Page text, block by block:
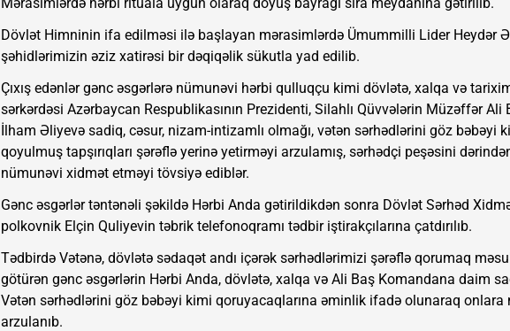
Dövlət Himninin ifa edilməsi ilə başlayan mərasimlərdə Ümummilli Lider Heydər
şəhidlərimizin əziz xatirəsi bir dəqiqəlik sükutla yad edilib.
Çıxış edənlər gənc əsgərlərə nümunəvi hərbi qulluqçu kimi dövlətə, xalqa və
sərkərdəsi Azərbaycan Respublikasının Prezidenti, Silahlı Qüvvələrin Müzəffər Ali
İlham Əliyevə sadiq, cəsur, nizam-intizamlı olmağı, vətən sərhədlərini göz bəbəyi
qoyulmuş tapşırıqları şərəflə yerinə yetirməyi arzulamış, sərhədçi peşəsini
nümunəvi xidmət etməyi tövsiyə ediblər.
Gənc əsgərlər təntənəli şəkildə Hərbi Anda gətirildikdən sonra Dövlət Sərhəd
polkovnik Elçin Quliyevin təbrik telefonoqramı tədbir iştirakçılarına çatdırılıb.
Tədbirdə Vətənə, dövlətə sədaqət andı içərək sərhədlərimizi şərəflə qorumaq
götürən gənc əsgərlərin Hərbi Anda, dövlətə, xalqa və Ali Baş Komandana daim
Vətən sərhədlərini göz bəbəyi kimi qoruyacaqlarına əminlik ifadə olunaraq
arzulanıb.